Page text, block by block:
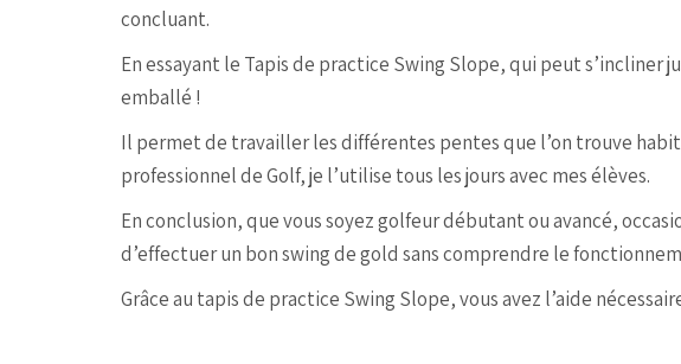
concluant.
En essayant le Tapis de practice Swing Slope, qui peut s’incliner
emballé !
Il permet de travailler les différentes pentes que l’on trouve
professionnel de Golf, je l’utilise tous les jours avec mes élèves.
En conclusion, que vous soyez golfeur débutant ou avancé,
d’effectuer un bon swing de gold sans comprendre le
Grâce au tapis de practice Swing Slope, vous avez l’aide